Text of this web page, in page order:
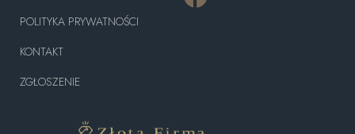
POLITYKA PRYWATNOŚCI
KONTAKT
ZGŁOSZENIE